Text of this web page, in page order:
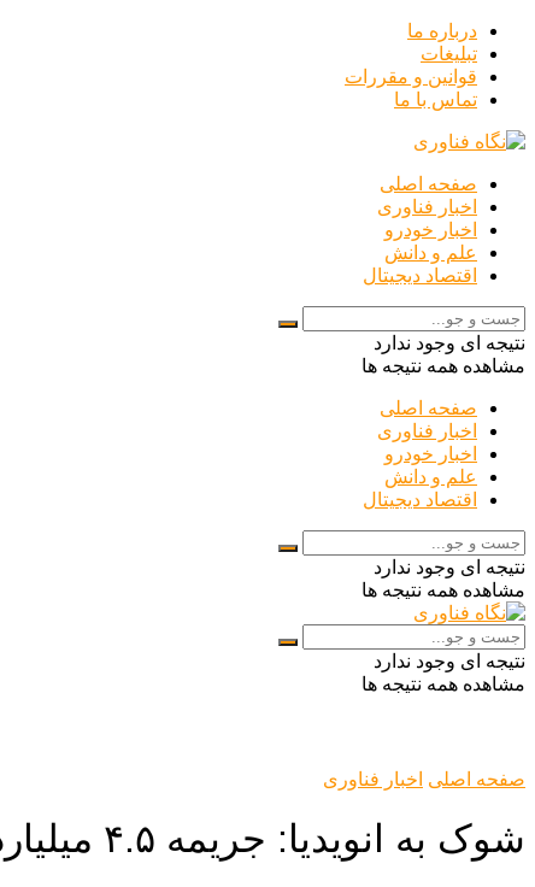
درباره ما
تبلیغات
قوانین و مقررات
تماس با ما
صفحه اصلی
اخبار فناوری
اخبار خودرو
علم و دانش
اقتصاد دیجیتال
نتیجه ای وجود ندارد
مشاهده همه نتیجه ها
صفحه اصلی
اخبار فناوری
اخبار خودرو
علم و دانش
اقتصاد دیجیتال
نتیجه ای وجود ندارد
مشاهده همه نتیجه ها
نتیجه ای وجود ندارد
مشاهده همه نتیجه ها
صفحه اصلی اخبار فناوری
شوک به انویدیا: جریمه ۴.۵ میلیارد دلاری و محرومیت از بازار ۵۰ میلیارد دلاری چین